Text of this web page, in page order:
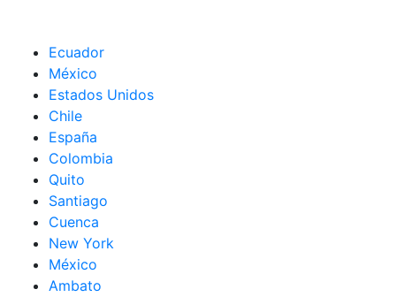
Ecuador
México
Estados Unidos
Chile
España
Colombia
Quito
Santiago
Cuenca
New York
México
Ambato